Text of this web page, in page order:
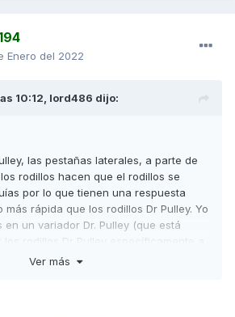
Enero del 2022
10:12, lord486 dijo:
las pestañas laterales, a parte de
rodillos hacen que el rodillos se
por lo que tienen una respuesta
rápida que los rodillos Dr Pulley. Yo
en un variador Dr. Pulley (que está
los rodillos Dr Pulley específicamente a
de variadores que lo están para rodillos
Ver más